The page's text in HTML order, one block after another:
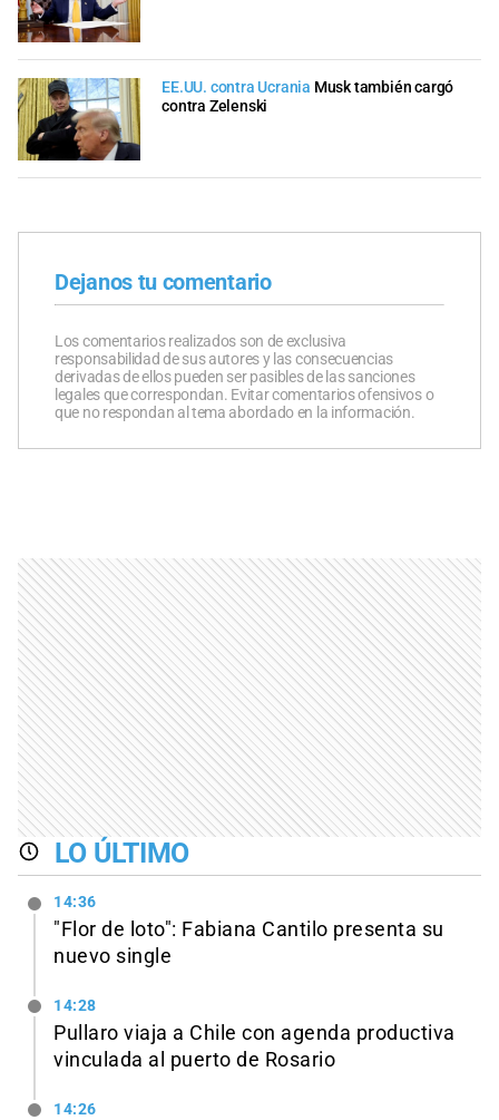
EE.UU. contra Ucrania Musk también cargó
contra Zelenski
Dejanos tu comentario
Los comentarios realizados son de exclusiva
responsabilidad de sus autores y las consecuencias
derivadas de ellos pueden ser pasibles de las sanciones
legales que correspondan. Evitar comentarios ofensivos o
que no respondan al tema abordado en la información.
LO ÚLTIMO
14:36
"Flor de loto": Fabiana Cantilo presenta su
nuevo single
14:28
Pullaro viaja a Chile con agenda productiva
vinculada al puerto de Rosario
14:26